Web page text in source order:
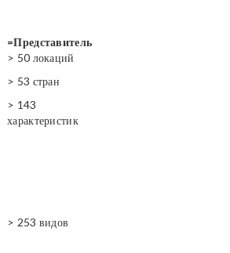
=Представитель
> 50 локаций
> 53 стран
> 143
характеристик
> 253 видов